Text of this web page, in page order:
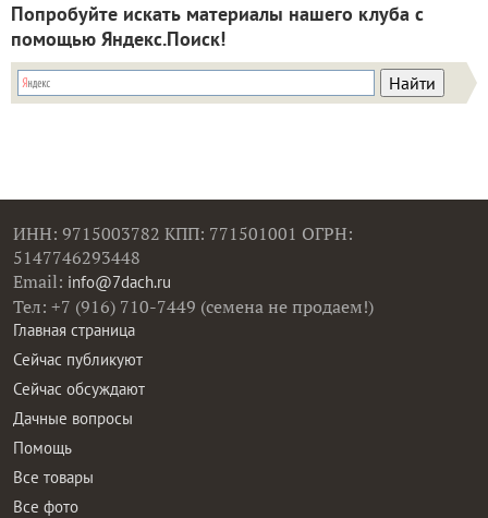
Попробуйте искать материалы нашего клуба с
помощью Яндекс.Поиск!
ИНН: 9715003782 КПП: 771501001 ОГРН:
5147746293448
Email: info@7dach.ru
Тел: +7 (916) 710-7449 (семена не продаем!)
Главная страница
Сейчас публикуют
Сейчас обсуждают
Дачные вопросы
Помощь
Все товары
Все фото